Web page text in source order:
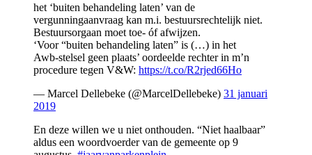
het ‘buiten behandeling laten’ van de
vergunningaanvraag kan m.i. bestuursrechtelijk niet.
Bestuursorgaan moet toe- óf afwijzen.
‘Voor “buiten behandeling laten” is (…) in het
Awb-stelsel geen plaats’ oordeelde rechter in m’n
procedure tegen V&W: https://t.co/R2rjed66Ho
— Marcel Dellebeke (@MarcelDellebeke) 31 januari
2019
En deze willen we u niet onthouden. “Niet haalbaar”
aldus een woordvoerder van de gemeente op 9